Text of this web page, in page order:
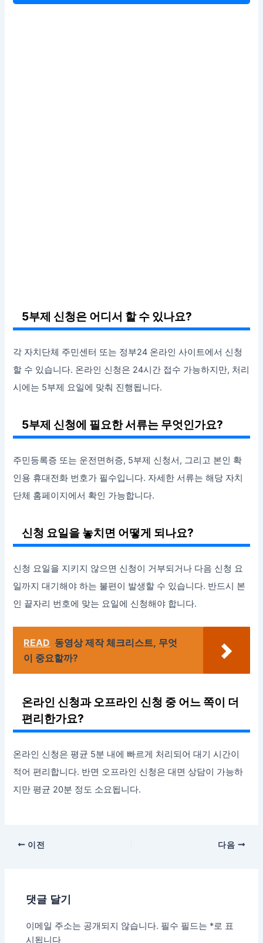
5부제 신청은 어디서 할 수 있나요?
각 자치단체 주민센터 또는 정부24 온라인 사이트에서 신청
할 수 있습니다. 온라인 신청은 24시간 접수 가능하지만, 처리
시에는 5부제 요일에 맞춰 진행됩니다.
5부제 신청에 필요한 서류는 무엇인가요?
주민등록증 또는 운전면허증, 5부제 신청서, 그리고 본인 확
인용 휴대전화 번호가 필수입니다. 자세한 서류는 해당 자치
단체 홈페이지에서 확인 가능합니다.
신청 요일을 놓치면 어떻게 되나요?
신청 요일을 지키지 않으면 신청이 거부되거나 다음 신청 요
일까지 대기해야 하는 불편이 발생할 수 있습니다. 반드시 본
인 끝자리 번호에 맞는 요일에 신청해야 합니다.
READ 동영상 제작 체크리스트, 무엇
이 중요할까?
온라인 신청과 오프라인 신청 중 어느 쪽이 더
편리한가요?
온라인 신청은 평균 5분 내에 빠르게 처리되어 대기 시간이
적어 편리합니다. 반면 오프라인 신청은 대면 상담이 가능하
지만 평균 20분 정도 소요됩니다.
이전 다음
댓글 달기
이메일 주소는 공개되지 않습니다. 필수 필드는 *로 표
시됩니다